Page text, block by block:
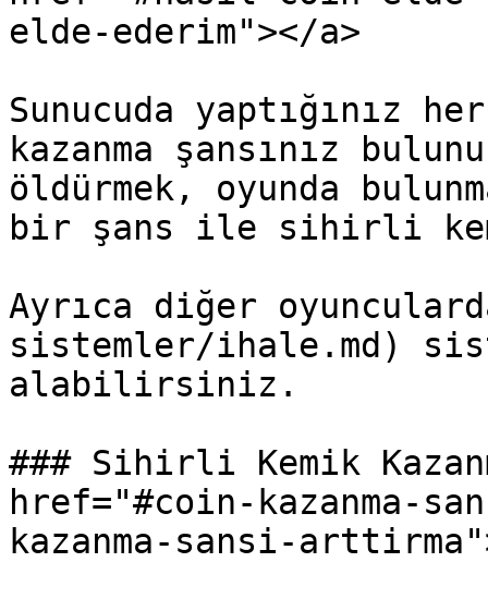
elde-ederim"></a>
Sunucuda yaptığınız
kazanma şansınız
öldürmek, oyunda
bir şans ile sihirli
Ayrıca diğer
sistemler/ihale.md)
alabilirsiniz.
### Sihirli Kemik
href="#coin-kazanma-
kazanma-sansi-